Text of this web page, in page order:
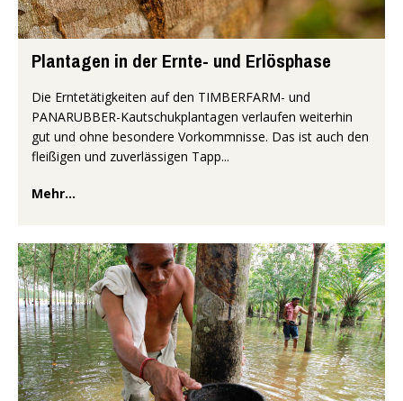
Plantagen in der Ernte- und Erlösphase
Die Erntetätigkeiten auf den TIMBERFARM- und
PANARUBBER-Kautschukplantagen verlaufen weiterhin
gut und ohne besondere Vorkommnisse. Das ist auch den
fleißigen und zuverlässigen Tapp...
Mehr...